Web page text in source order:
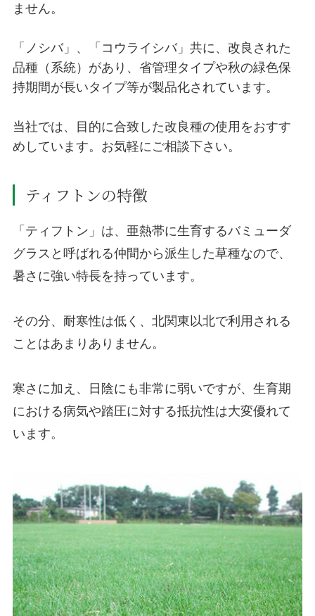
ません。
「ノシバ」、「コウライシバ」共に、改良された
品種（系統）があり、省管理タイプや秋の緑色保
持期間が長いタイプ等が製品化されています。
当社では、目的に合致した改良種の使用をおすす
めしています。お気軽にご相談下さい。
ティフトンの特徴
「ティフトン」は、亜熱帯に生育するバミューダ
グラスと呼ばれる仲間から派生した草種なので、
暑さに強い特長を持っています。
その分、耐寒性は低く、北関東以北で利用される
ことはあまりありません。
寒さに加え、日陰にも非常に弱いですが、生育期
における病気や踏圧に対する抵抗性は大変優れて
います。